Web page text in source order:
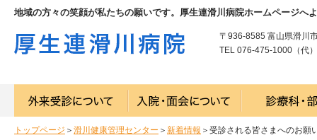
地域の方々の笑顔が私たちの願いです。厚生連滑川病院ホームページへ
〒936-8585 富山県滑川
TEL 076-475-1000（代
トップページ ＞ 滑川健康管理センター ＞ 新着情報 ＞受診される皆さまへのお願